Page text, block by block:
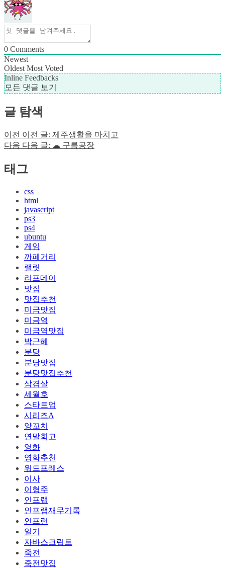
0 Comments
Newest
Oldest Most Voted
Inline Feedbacks
모든 댓글 보기
글 탐색
이전 이전 글: 제주생활을 마치고
다음 다음 글: ☁︎ 구름공장
태그
css
html
javascript
ps3
ps4
ubuntu
게임
까페거리
랠릿
리프데이
맛집
맛집추천
미금맛집
미금역
미금역맛집
박근혜
분당
분당맛집
분당맛집추천
삼겹살
세월호
스타트업
시리즈A
양꼬치
연말회고
영화
영화추천
워드프레스
이사
이형주
인프랩
인프랩재무기록
인프런
일기
자바스크립트
죽전
죽전맛집